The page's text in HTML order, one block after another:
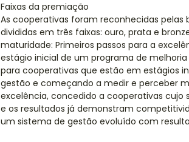
Faixas da premiação
As cooperativas foram reconhecidas
divididas em três faixas: ouro, prata e
maturidade: Primeiros passos para a
estágio inicial de um programa de
para cooperativas que estão em estágios
gestão e começando a medir e perceber
excelência, concedido a cooperativas
e os resultados já demonstram
um sistema de gestão evoluído com